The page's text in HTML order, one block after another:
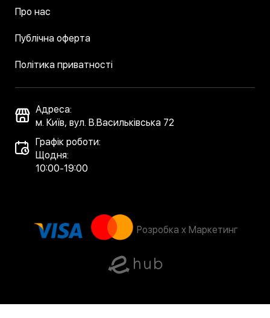
Про нас
Публічна оферта
Політика приватності
Адреса:
м. Київ, вул. В.Васильківська 72
Графік роботи:
Щодня:
10:00-19:00
Розробка x Маркетинг